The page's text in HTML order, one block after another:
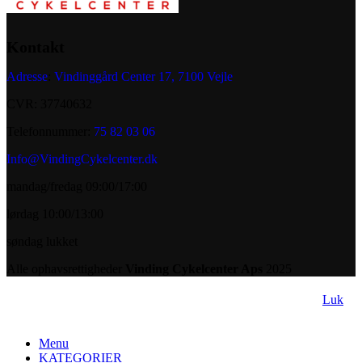
Adresse Vindinggård Center 17, 7100 Vejle
75 82 03 06
Info@VindingCykelcenter.dk
Luk
Menu
KATEGORIER